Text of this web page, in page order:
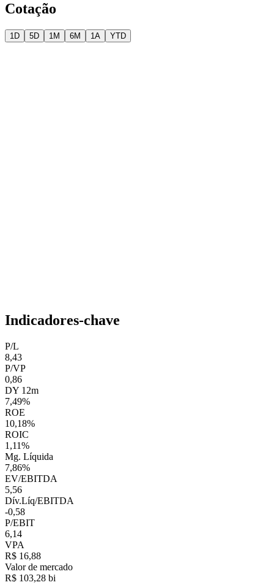
Cotação
1D 5D 1M 6M 1A YTD
Indicadores-chave
P/L
8,43
P/VP
0,86
DY 12m
7,49%
ROE
10,18%
ROIC
1,11%
Mg. Líquida
7,86%
EV/EBITDA
5,56
Dív.Líq/EBITDA
-0,58
P/EBIT
6,14
VPA
R$ 16,88
Valor de mercado
R$ 103,28 bi